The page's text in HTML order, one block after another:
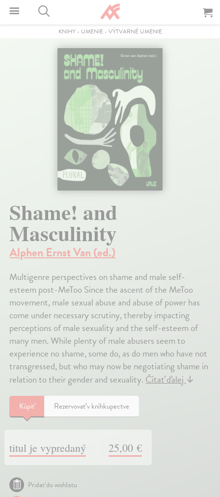
KNIHY- UMENIE- VÝTVARNÉ UMENIE
Shame! and
Masculinity
Alphen Ernst Van (ed.)
Multigenre perspectives on shame and male self-
esteem post-MeToo Since the ascent of the MeToo
movement, male sexual abuse and abuse of power has
come under necessary scrutiny, thereby impacting
perceptions of male sexuality and the self-esteem of
many men. While plenty of male abusers seem to
experience no shame, some do, as do men who have not
transgressed, but who may now be negotiating shame in
relation to their gender and sexuality.Čítať ďalej↓
Kúpiť Rezervovať v kníhkupectve
titul je vypredaný 25,00 €
Pridať do wishlistu